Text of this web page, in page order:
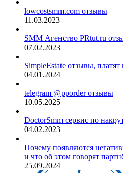
lowcostsmm.com отзывы
11.03.2023
SMM Агенство PRtut.ru
07.02.2023
SimpleEstate отзывы, платят
04.01.2024
telegram @pporder отзывы
10.05.2025
DoctorSmm сервис по
04.02.2023
Почему появляются
и что об этом говорят
25.09.2024